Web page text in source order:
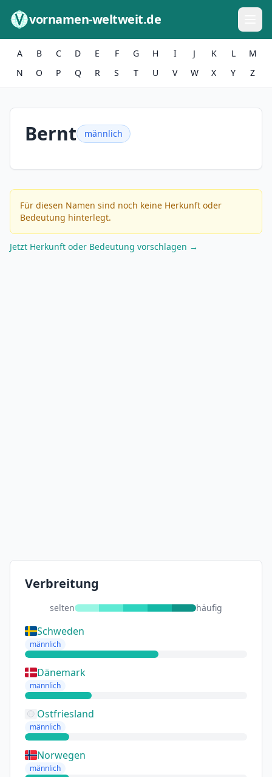
vornamen-weltweit.de
A B C D E F G H I J K L
M
N
O P Q R S T U V W X Y Z
Bernt männlich
Für diesen Namen sind noch keine Herkunft oder
Bedeutung hinterlegt.
Jetzt Herkunft oder Bedeutung vorschlagen →
Verbreitung
selten häufig
Schweden
männlich
Dänemark
männlich
Ostfriesland
männlich
Norwegen
männlich